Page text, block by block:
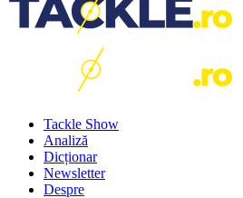
Tackle Show
Analiză
Dicționar
Newsletter
Despre